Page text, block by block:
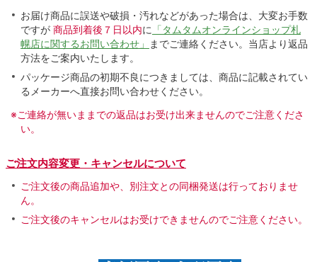
お届け商品に誤送や破損・汚れなどがあった場合は、大変お手数
ですが 商品到着後７日以内に 「タムタムオンラインショップ札
幌店に関するお問い合わせ」
までご連絡ください。当店より返品
方法をご案内いたします。
パッケージ商品の初期不良につきましては、商品に記載されてい
るメーカーへ直接お問い合わせください。
※ご連絡が無いままでの返品はお受け出来ませんのでご注意くださ
い。
ご注文内容変更・キャンセルについて
ご注文後の商品追加や、別注文との同梱発送は行っておりませ
ん。
ご注文後のキャンセルはお受けできませんのでご注意ください。